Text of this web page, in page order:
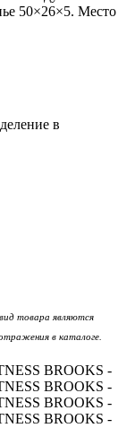
50×26×5. Место
в
товара являются
в каталоге.